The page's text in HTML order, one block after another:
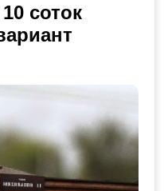
соток